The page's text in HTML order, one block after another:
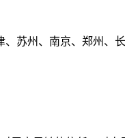
苏州、南京、郑州、